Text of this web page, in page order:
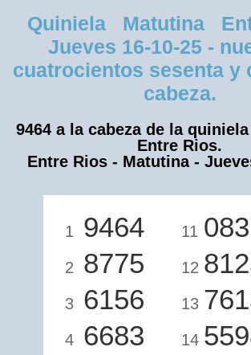
Quiniela Matutina
Jueves 16-10-25 -
cuatrocientos sesenta y
cabeza.
9464 a la cabeza de la
Entre Rios.
Entre Rios - Matutina -
1 9464
2 8775
3 6156
4 6683
11
12
13
14